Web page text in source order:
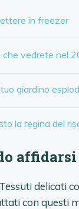
in freezer
che vedrete nel
giardino
la regina del
affidarsi
delicati
con questi